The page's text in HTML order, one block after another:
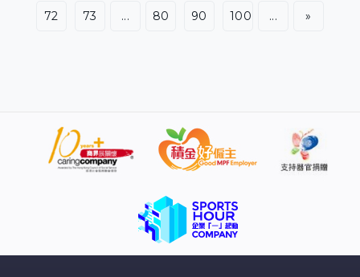
油站」專頁，狗女於凌晨約四時被發現，當時狂風暴雨下
犬小病毒腸炎致命，「中咗細小，轉頭會出埋狗瘟嗰個報
告，而家我哋都通知咗善终公司嗰邊，亦都叫咗醫生幫
『刀B』（都柏文BB）拆咗個紙杯佢，唔希望刀B走嘅時候
經報警希望找出遺棄者。 藝人裕美拍片冀廣傳 將肇事者
繩之於法 事件在網上引起關注，藝人裕美亦拍片講述事
件，指她的義工團隊參與救助。她表示很
72 73 ... 80 90 100 ... »